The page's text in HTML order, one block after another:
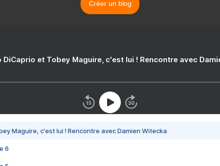
Créer un blog
DiCaprio et Tobey Maguire, c'est lui ! Rencontre avec
Maguire, c'est lui ! Rencontre avec Damien Witecka
6